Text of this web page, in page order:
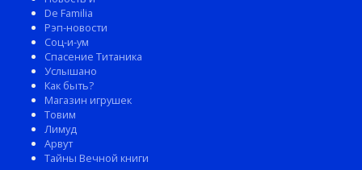
De Familia
Рэп-новости
Соц-и-ум
Спасение Титаника
Услышано
Как быть?
Магазин игрушек
Товим
Лимуд
Арвут
Тайны Вечной книги